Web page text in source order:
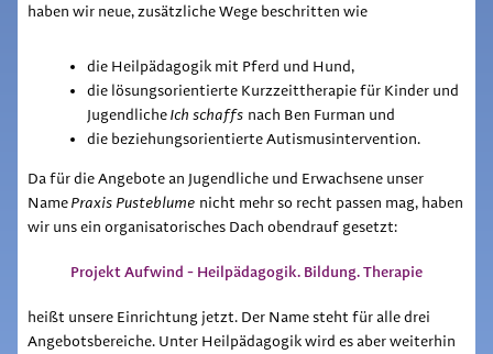
haben wir neue, zusätzliche Wege beschritten wie
die Heilpädagogik mit Pferd und Hund,
die lösungsorientierte Kurzzeittherapie für Kinder und
JugendlicheIch schaffs nach Ben Furman und
die beziehungsorientierte Autismusintervention.
Da für die Angebote an Jugendliche und Erwachsene unser
NamePraxis Pusteblume nicht mehr so recht passen mag, haben
wir uns ein organisatorisches Dach obendrauf gesetzt:
Projekt Aufwind - Heilpädagogik. Bildung. Therapie
heißt unsere Einrichtung jetzt. Der Name steht für alle drei
Angebotsbereiche. Unter Heilpädagogik wird es aber weiterhin